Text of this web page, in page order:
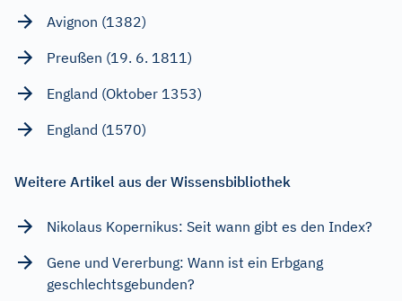
Avignon (1382)
Preußen (19. 6. 1811)
England (Oktober 1353)
England (1570)
Weitere Artikel aus der Wissensbibliothek
Nikolaus Kopernikus: Seit wann gibt es den Index?
Gene und Vererbung: Wann ist ein Erbgang
geschlechtsgebunden?